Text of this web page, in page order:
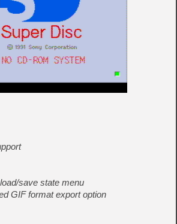
save state menu
GIF format export option